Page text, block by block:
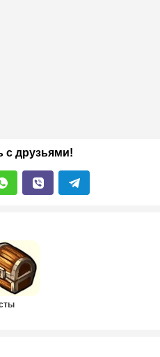
с друзьями!